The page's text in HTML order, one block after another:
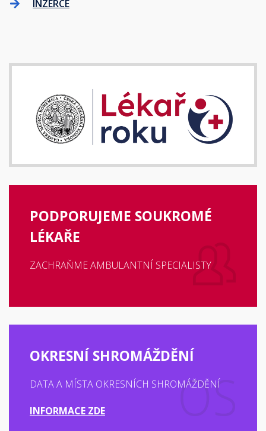
INZERCE
PODPORUJEME SOUKROMÉ
LÉKAŘE
ZACHRAŇME AMBULANTNÍ SPECIALISTY
OKRESNÍ SHROMÁŽDĚNÍ
DATA A MÍSTA OKRESNÍCH SHROMÁŽDĚNÍ
INFORMACE ZDE